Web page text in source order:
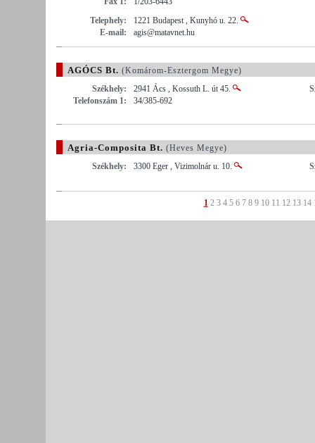
Telephely:
1221 Budapest , Kunyhó u. 22.
E-mail:
agis@matavnet.hu
AGÓCS Bt. (Komárom-Esztergom Megye)
Székhely:
2941 Ács , Kossuth L. út 45.
Telefonszám 1:
34/385-692
Agria-Composita Bt. (Heves Megye)
Székhely:
3300 Eger , Vizimolnár u. 10.
1 2 3 4 5 6 7 8 9 10 11 12 13 14